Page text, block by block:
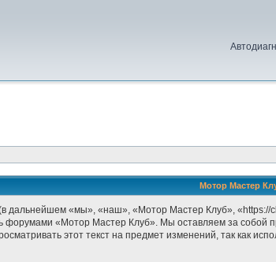
Мотор Мастер
«мы», «наш», «Мотор Мастер Клуб», «https://
форумами «Мотор Мастер Клуб». Мы оставляем за собой
этот текст на предмет изменений, так как